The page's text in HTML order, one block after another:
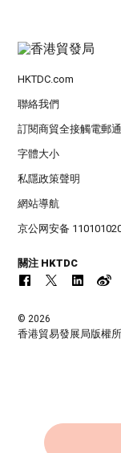
HKTDC.com
聯絡我們
訂閱商貿全接觸電郵
字體大小
私隱政策聲明
網站導航
京公网安备
關注 HKTDC
© 2026
香港貿易發展局版權